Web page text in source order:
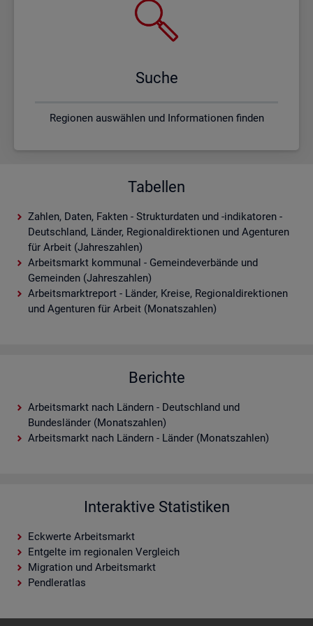
Suche
Regionen auswählen und Informationen finden
Tabellen
Zahlen, Daten, Fakten - Strukturdaten und -indikatoren -
Deutschland, Länder, Regionaldirektionen und Agenturen
für Arbeit (Jahreszahlen)
Arbeitsmarkt kommunal - Gemeindeverbände und
Gemeinden (Jahreszahlen)
Arbeitsmarktreport - Länder, Kreise, Regionaldirektionen
und Agenturen für Arbeit (Monatszahlen)
Berichte
Arbeitsmarkt nach Ländern - Deutschland und
Bundesländer (Monatszahlen)
Arbeitsmarkt nach Ländern - Länder (Monatszahlen)
Interaktive Statistiken
Eckwerte Arbeitsmarkt
Entgelte im regionalen Vergleich
Migration und Arbeitsmarkt
Pendleratlas